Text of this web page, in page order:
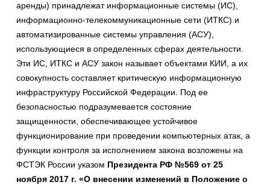
аренды) принадлежат информационные системы (ИС),
информационно-телекоммуникационные сети (ИТКС) и
автоматизированные системы управления (АСУ),
использующиеся в определенных сферах деятельности.
Эти ИС, ИТКС и АСУ закон называет объектами КИИ, а их
совокупность составляет критическую информационную
инфраструктуру Российской Федерации. Под ее
безопасностью подразумевается состояние
защищенности, обеспечивающее устойчивое
функционирование при проведении компьютерных атак, а
функции контроля за исполнением закона возложены на
ФСТЭК России указом Президента РФ №569 от 25
ноября 2017 г. «О внесении изменений в Положение о